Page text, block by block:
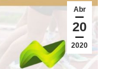
Abr
20
2020